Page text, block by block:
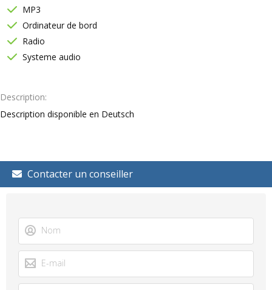
MP3
Ordinateur de bord
Radio
Systeme audio
Description
Description disponible en Deutsch
Contacter un conseiller